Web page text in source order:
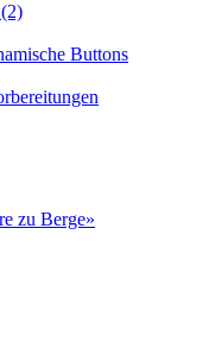
Buttons
zu Berge»